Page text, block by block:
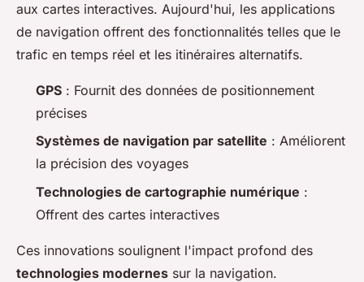
aux cartes interactives. Aujourd'hui, les applications
de navigation offrent des fonctionnalités telles que le
trafic en temps réel et les itinéraires alternatifs.
GPS : Fournit des données de positionnement
précises
Systèmes de navigation par satellite : Améliorent
la précision des voyages
Technologies de cartographie numérique :
Offrent des cartes interactives
Ces innovations soulignent l'impact profond des
technologies modernes sur la navigation.